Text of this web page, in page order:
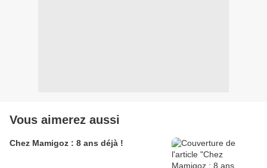
Vous aimerez aussi
Chez Mamigoz : 8 ans déjà !